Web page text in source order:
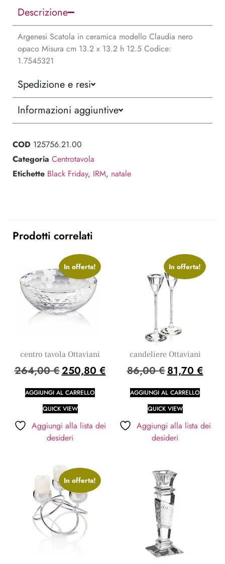
Descrizione
Argenesi Scatola in ceramica modello Claudia nero
opaco Misura cm 13.2 x 13.2 h 12.5 Codice:
1.7545321
Spedizione e resi
Informazioni aggiuntive
COD 125756.21.00
Categoria Centrotavola
Etichette Black Friday, IRM, natale
Prodotti correlati
In offerta!
centro tavola Ottaviani
264,00€250,80€
AGGIUNGI AL CARRELLO
QUICK VIEW
Aggiungi alla lista dei
desideri
In offerta!
candeliere Ottaviani
86,00€81,70€
AGGIUNGI AL CARRELLO
QUICK VIEW
Aggiungi alla lista dei
desideri
In offerta!